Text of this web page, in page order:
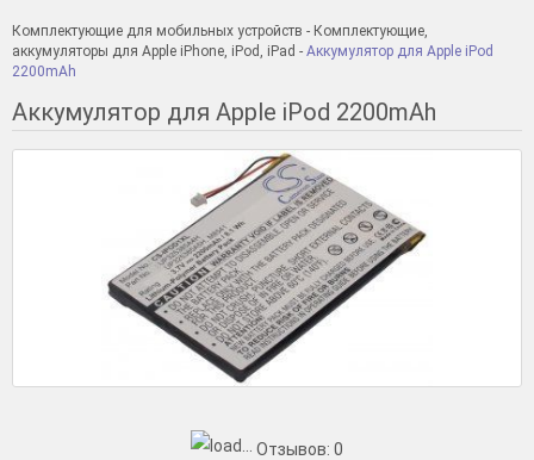
Комплектующие для мобильных устройств - Комплектующие,
аккумуляторы для Apple iPhone, iPod, iPad - Аккумулятор для Apple iPod
2200mAh
Аккумулятор для Apple iPod 2200mAh
Отзывов: 0